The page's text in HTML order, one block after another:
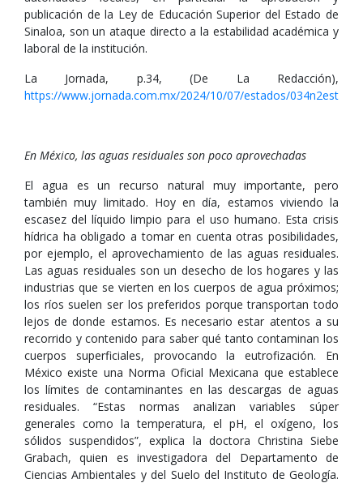
publicación de la Ley de Educación Superior del Estado de
Sinaloa, son un ataque directo a la estabilidad académica y
laboral de la institución.
La Jornada, p.34, (De La Redacción),
https://www.jornada.com.mx/2024/10/07/estados/034n2est
En México, las aguas residuales son poco aprovechadas
El agua es un recurso natural muy importante, pero
también muy limitado. Hoy en día, estamos viviendo la
escasez del líquido limpio para el uso humano. Esta crisis
hídrica ha obligado a tomar en cuenta otras posibilidades,
por ejemplo, el aprovechamiento de las aguas residuales.
Las aguas residuales son un desecho de los hogares y las
industrias que se vierten en los cuerpos de agua próximos;
los ríos suelen ser los preferidos porque transportan todo
lejos de donde estamos. Es necesario estar atentos a su
recorrido y contenido para saber qué tanto contaminan los
cuerpos superficiales, provocando la eutrofización. En
México existe una Norma Oficial Mexicana que establece
los límites de contaminantes en las descargas de aguas
residuales. “Estas normas analizan variables súper
generales como la temperatura, el pH, el oxígeno, los
sólidos suspendidos”, explica la doctora Christina Siebe
Grabach, quien es investigadora del Departamento de
Ciencias Ambientales y del Suelo del Instituto de Geología.